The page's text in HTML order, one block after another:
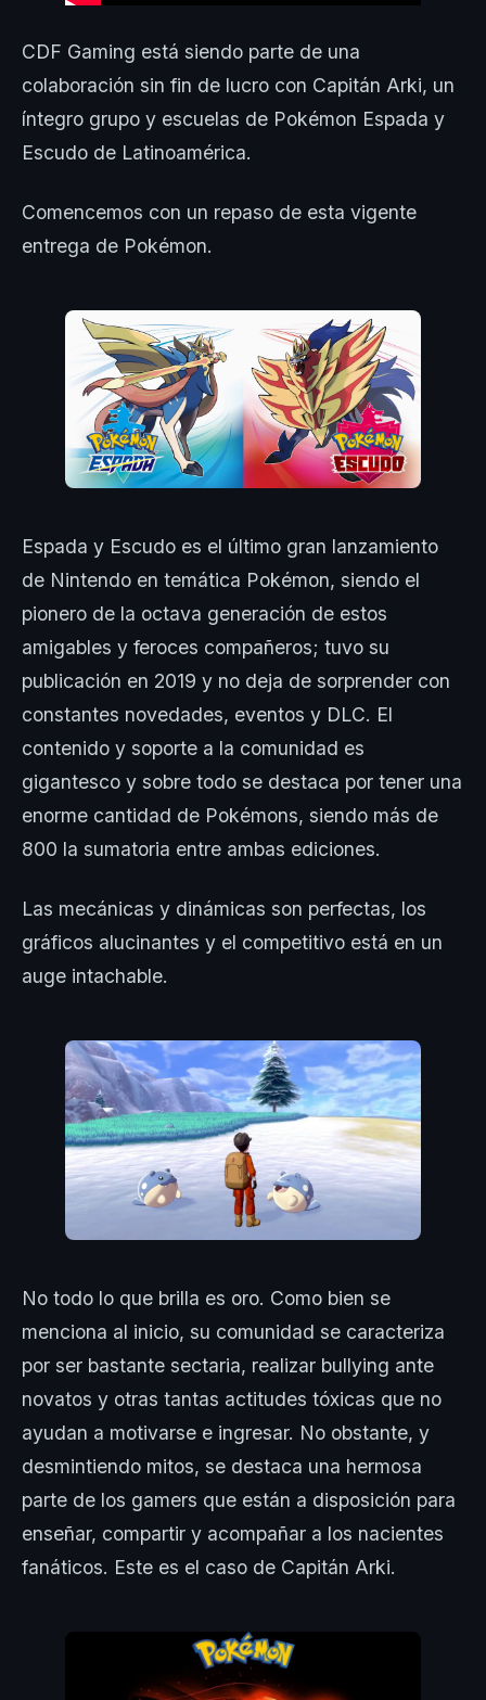
CDF Gaming está siendo parte de una
colaboración sin fin de lucro con Capitán Arki, un
íntegro grupo y escuelas de Pokémon Espada y
Escudo de Latinoamérica.
Comencemos con un repaso de esta vigente
entrega de Pokémon.
Espada y Escudo es el último gran lanzamiento
de Nintendo en temática Pokémon, siendo el
pionero de la octava generación de estos
amigables y feroces compañeros; tuvo su
publicación en 2019 y no deja de sorprender con
constantes novedades, eventos y DLC. El
contenido y soporte a la comunidad es
gigantesco y sobre todo se destaca por tener una
enorme cantidad de Pokémons, siendo más de
800 la sumatoria entre ambas ediciones.
Las mecánicas y dinámicas son perfectas, los
gráficos alucinantes y el competitivo está en un
auge intachable.
No todo lo que brilla es oro. Como bien se
menciona al inicio, su comunidad se caracteriza
por ser bastante sectaria, realizar bullying ante
novatos y otras tantas actitudes tóxicas que no
ayudan a motivarse e ingresar. No obstante, y
desmintiendo mitos, se destaca una hermosa
parte de los gamers que están a disposición para
enseñar, compartir y acompañar a los nacientes
fanáticos. Este es el caso de Capitán Arki.